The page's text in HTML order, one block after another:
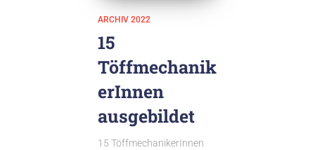
ARCHIV 2022
15
Töffmechanik
erInnen
ausgebildet
15 TöffmechanikerInnen